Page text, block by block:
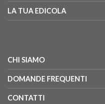
LA TUA EDICOLA
CHI SIAMO
DOMANDE FREQUENTI
CONTATTI